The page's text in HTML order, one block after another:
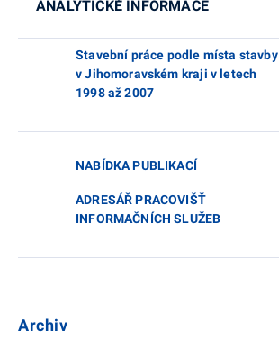
ANALYTICKÉ INFORMACE
Stavební práce podle místa stavby
v Jihomoravském kraji v letech
1998 až 2007
NABÍDKA PUBLIKACÍ
ADRESÁŘ PRACOVIŠŤ
INFORMAČNÍCH SLUŽEB
Archiv